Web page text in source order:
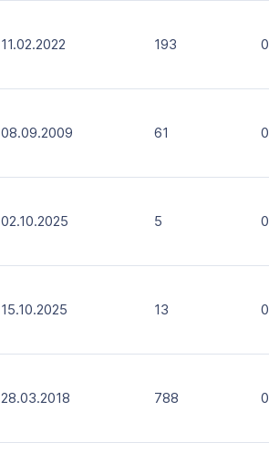
11.02.2022 193 0
08.09.2009 61 0
02.10.2025 5 0
15.10.2025 13 0
28.03.2018 788 0